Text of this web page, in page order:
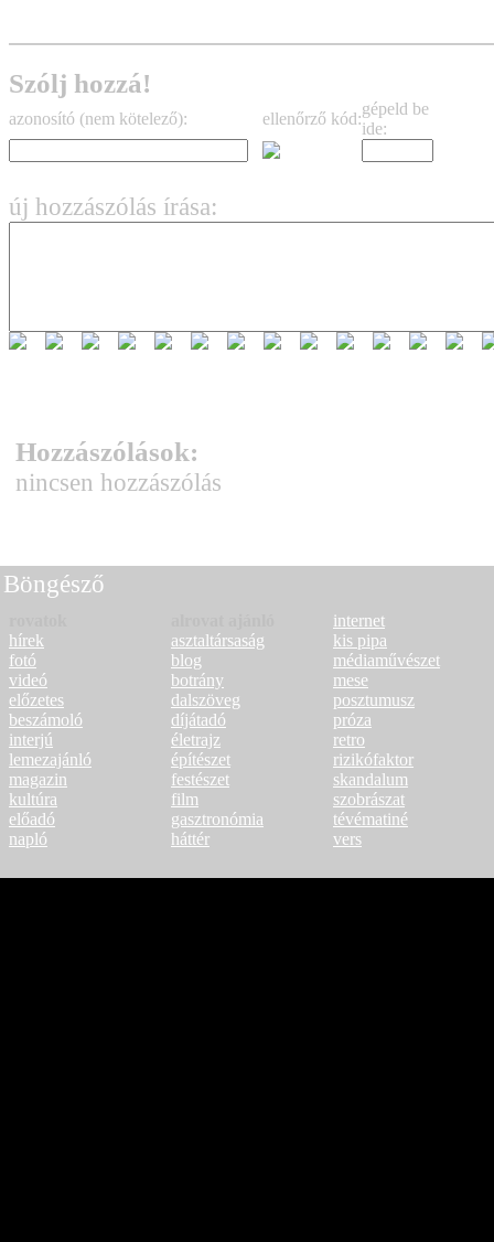
Szólj hozzá!
azonosító (nem kötelező): ellenőrző kód:
gépeld be
ide:
új hozzászólás írása:
Hozzászólások:
nincsen hozzászólás
Böngésző
hírek
fotó
videó
előzetes
beszámoló
interjú
lemezajánló
magazin
kultúra
előadó
napló
asztaltársaság
blog
botrány
dalszöveg
díjátadó
életrajz
építészet
festészet
film
gasztronómia
háttér
internet
kis pipa
médiaművészet
mese
posztumusz
próza
retro
rizikófaktor
skandalum
szobrászat
tévématiné
vers